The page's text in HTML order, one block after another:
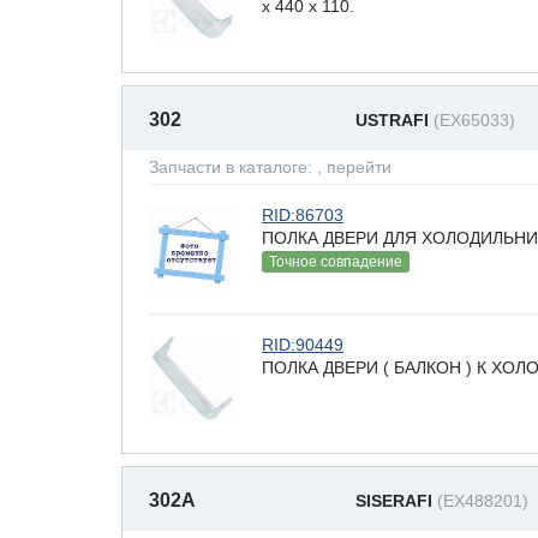
x 440 х 110.
302 USTRAFI (EX65033)
Запчасти в каталоге: , перейти
RID:86703
ПОЛКА ДВЕРИ ДЛЯ
Точное совпадение
RID:90449
ПОЛКА ДВЕРИ ( БАЛКОН ) К
302A SISERAFI (EX488201)